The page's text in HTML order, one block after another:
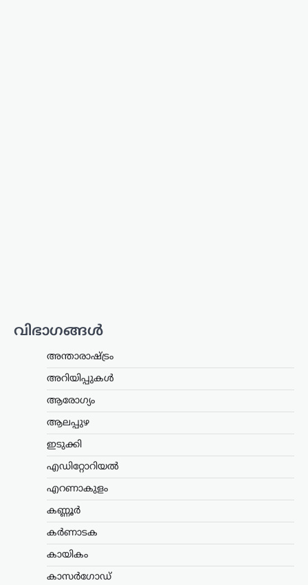
വിഭാഗങ്ങൾ
അന്താരാഷ്ട്രം
അറിയിപ്പുകൾ
ആരോഗ്യം
ആലപ്പുഴ
ഇടുക്കി
എഡിറ്റോറിയൽ
എറണാകുളം
കണ്ണൂർ
കർണാടക
കായികം
കാസർഗോഡ്
അന്താരാഷ്ട്രം
ലേറ്റസ്റ്റ് ന്യൂസ്
‘അമേരിക്ക വിശ്വാസം
സമാധാന ചർച്ചകളിൽ
നിർണായക
പ്രസിഡന്റ്
ന്യൂസ് ഡെസ്ക്
ഓഗസ്റ്റ്‌ 9, 2026
യുഎസുമായുള്ള സമാധാന
ധാരണാപത്രത്തിന്റെ അടിസ്ഥാനത്തിൽ
സമാധാനത്തിന്റെ പാതയിലൂടെ